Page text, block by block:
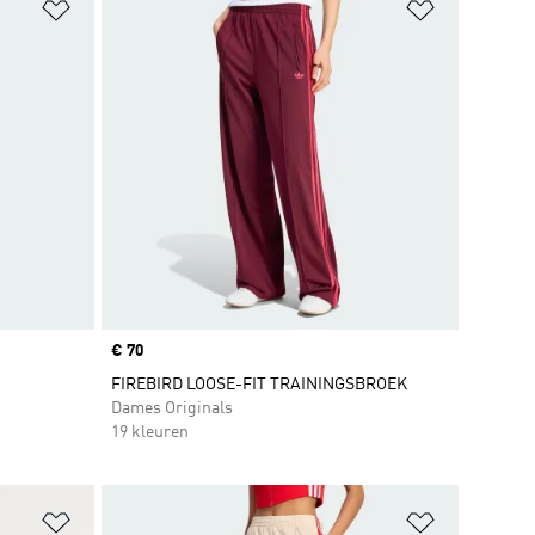
Op verlanglijst zetten
Price
€ 70
FIREBIRD LOOSE-FIT TRAININGSBROEK
Dames Originals
19 kleuren
Op verlanglijst zetten